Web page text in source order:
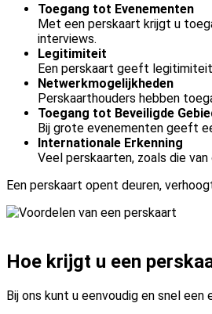
Toegang tot Evenementen
Met een perskaart krijgt u
interviews.
Legitimiteit
Een perskaart geeft
Netwerkmogelijkheden
Perskaarthouders hebben
Toegang tot Beveiligde
Bij grote evenementen geeft
Internationale Erkenning
Veel perskaarten, zoals die
Een perskaart opent deuren,
Hoe krijgt u een
Bij ons kunt u eenvoudig en snel